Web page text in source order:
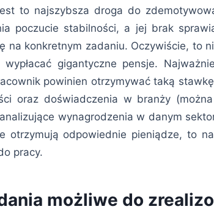
to najszybsza droga do
poczucie stabilności, a jej brak
na konkretnym zadaniu. Oczywiście, to
wypłacać gigantyczne pensje.
powinien otrzymywać taką
oraz doświadczenia w branży
wynagrodzenia w danym
otrzymują odpowiednie pieniądze, to
pracy.
możliwe do